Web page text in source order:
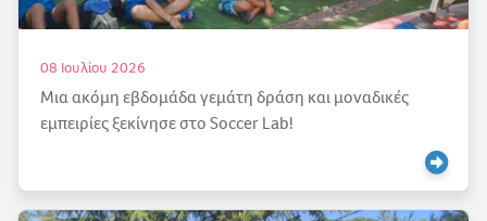
08 Ιουλίου 2026
Μια ακόμη εβδομάδα γεμάτη δράση και μοναδικές
εμπειρίες ξεκίνησε στο Soccer Lab!